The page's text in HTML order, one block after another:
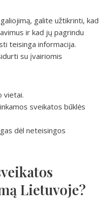
galite užtikrinti, kad
ir kad jų pagrindu
teisinga informacija.
su įvairiomis
vietai.
sveikatos būklės
dėl neteisingos
Lietuvoje?